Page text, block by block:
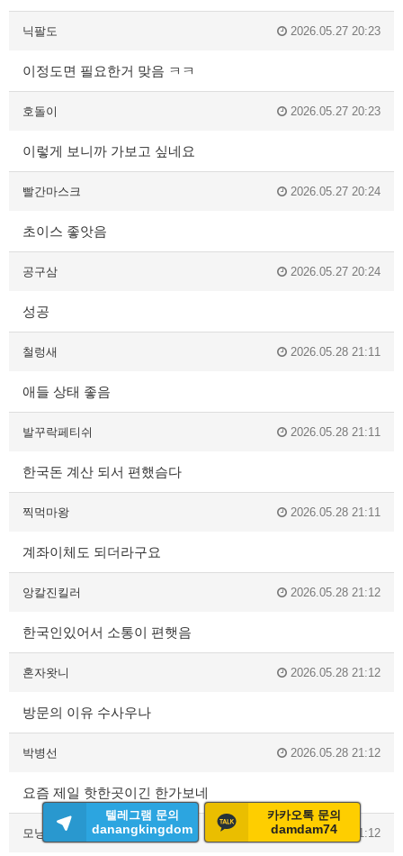
닉팔도 2026.05.27 20:23
이정도면 필요한거 맞음 ㅋㅋ
호돌이 2026.05.27 20:23
이렇게 보니까 가보고 싶네요
빨간마스크 2026.05.27 20:24
초이스 좋앗음
공구삼 2026.05.27 20:24
성공
철렁새 2026.05.28 21:11
애들 상태 좋음
발꾸락페티쉬 2026.05.28 21:11
한국돈 계산 되서 편했슴다
찍먹마왕 2026.05.28 21:11
계좌이체도 되더라구요
앙칼진킬러 2026.05.28 21:12
한국인있어서 소통이 편햇음
혼자왓니 2026.05.28 21:12
방문의 이유 수사우나
박병선 2026.05.28 21:12
요즘 제일 핫한곳이긴 한가보네
모닝글로리 2026.05.28 21:12
텔레그램 문의
danangkingdom
카카오톡 문의
damdam74